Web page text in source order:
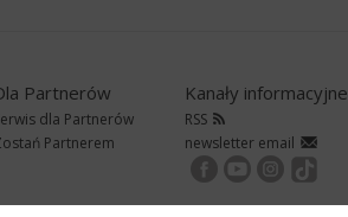
Partnerów
dla Partnerów
Partnerem
Kanały informacyjne
RSS
newsletter email